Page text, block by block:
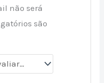
não será
são